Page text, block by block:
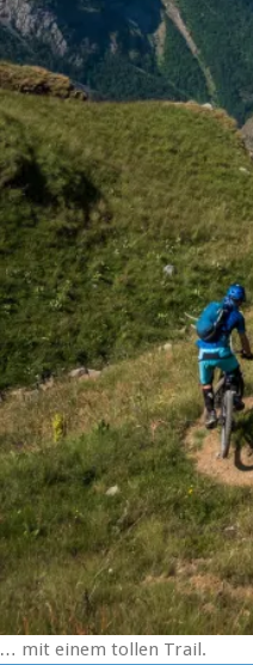
… mit einem tollen Trail.